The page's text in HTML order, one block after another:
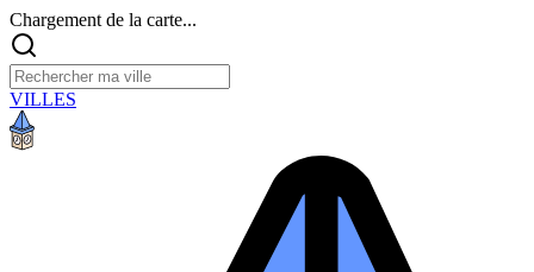
Chargement de la carte...
VILLES